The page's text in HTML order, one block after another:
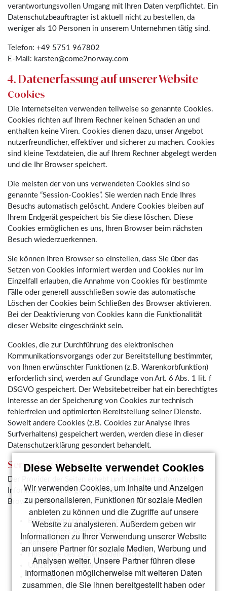
Diese Webseite verwendet Cookies
Wir verwenden Cookies, um Inhalte und Anzeigen
zu personalisieren, Funktionen für soziale Medien
anbieten zu können und die Zugriffe auf unsere
Website zu analysieren. Außerdem geben wir
Informationen zu Ihrer Verwendung unserer Website
an unsere Partner für soziale Medien, Werbung und
Analysen weiter. Unsere Partner führen diese
Informationen möglicherweise mit weiteren Daten
zusammen, die Sie ihnen bereitgestellt haben oder
verantwortungsvollen Umgang mit Ihren Daten verpflichtet. Ein
Datenschutzbeauftragter ist aktuell nicht zu bestellen, da
weniger als 10 Personen in unserem Unternehmen tätig sind.
Telefon: +49 5751 967802
E-Mail: karsten@come2norway.com
4. Datenerfassung auf unserer Website
Cookies
Die Internetseiten verwenden teilweise so genannte Cookies.
Cookies richten auf Ihrem Rechner keinen Schaden an und
enthalten keine Viren. Cookies dienen dazu, unser Angebot
nutzerfreundlicher, effektiver und sicherer zu machen. Cookies
sind kleine Textdateien, die auf Ihrem Rechner abgelegt werden
und die Ihr Browser speichert.
Die meisten der von uns verwendeten Cookies sind so
genannte “Session-Cookies”. Sie werden nach Ende Ihres
Besuchs automatisch gelöscht. Andere Cookies bleiben auf
Ihrem Endgerät gespeichert bis Sie diese löschen. Diese
Cookies ermöglichen es uns, Ihren Browser beim nächsten
Besuch wiederzuerkennen.
Sie können Ihren Browser so einstellen, dass Sie über das
Setzen von Cookies informiert werden und Cookies nur im
Einzelfall erlauben, die Annahme von Cookies für bestimmte
Fälle oder generell ausschließen sowie das automatische
Löschen der Cookies beim Schließen des Browser aktivieren.
Bei der Deaktivierung von Cookies kann die Funktionalität
dieser Website eingeschränkt sein.
Cookies, die zur Durchführung des elektronischen
Kommunikationsvorgangs oder zur Bereitstellung bestimmter,
von Ihnen erwünschter Funktionen (z.B. Warenkorbfunktion)
erforderlich sind, werden auf Grundlage von Art. 6 Abs. 1 lit. f
DSGVO gespeichert. Der Websitebetreiber hat ein berechtigtes
Interesse an der Speicherung von Cookies zur technisch
fehlerfreien und optimierten Bereitstellung seiner Dienste.
Soweit andere Cookies (z.B. Cookies zur Analyse Ihres
Surfverhaltens) gespeichert werden, werden diese in dieser
Datenschutzerklärung gesondert behandelt.
Server-Log-Dateien
Der Provider der Seiten erhebt und speichert automatisch
Informationen in so genannten Server-Log-Dateien, die Ihr
Browser automatisch an uns übermittelt. Dies sind:
Browsertyp und Browserversion
verwendetes Betriebssystem
Uhrzeit der Serveranfrage
IP-Adresse